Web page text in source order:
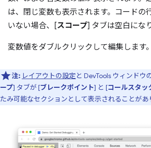
は、閉じ変数も表示されます。コードの
いない場合、[スコープ] タブは空白にな
変数値をダブルクリックして編集します。
注: レイアウトの設定 と DevTools ウィンドウ
ープ] タブが [ブレークポイント] と [コールスタッ
たみ可能なセクションとして表示されることがあ